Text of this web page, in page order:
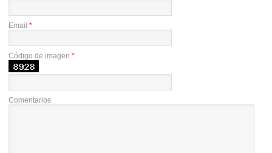
Email *
Código de imagen *
Comentarios